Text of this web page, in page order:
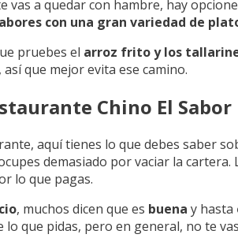
vas a quedar con hambre, hay
con una gran variedad de
pruebes el arroz frito y los
, así que mejor evita ese camino.
Chino El Sabor
aquí tienes lo que debes saber
demasiado por vaciar la
lo que pagas.
, muchos dicen que es buena y hasta
lo que pidas, pero en general, no te